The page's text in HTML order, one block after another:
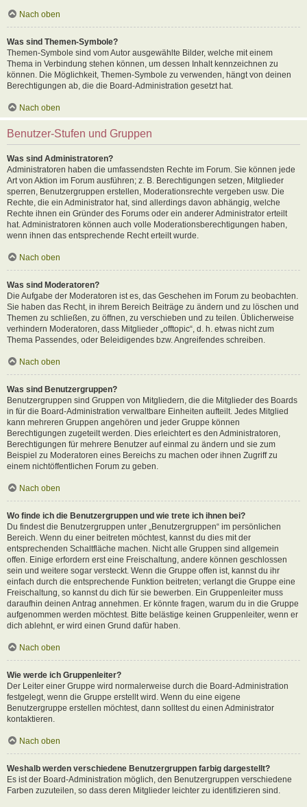
Nach oben
Was sind Themen-Symbole?
Themen-Symbole sind vom Autor ausgewählte Bilder, welche mit einem
Thema in Verbindung stehen können, um dessen Inhalt kennzeichnen zu
können. Die Möglichkeit, Themen-Symbole zu verwenden, hängt von deinen
Berechtigungen ab, die die Board-Administration gesetzt hat.
Nach oben
Benutzer-Stufen und Gruppen
Was sind Administratoren?
Administratoren haben die umfassendsten Rechte im Forum. Sie können jede
Art von Aktion im Forum ausführen; z. B. Berechtigungen setzen, Mitglieder
sperren, Benutzergruppen erstellen, Moderationsrechte vergeben usw. Die
Rechte, die ein Administrator hat, sind allerdings davon abhängig, welche
Rechte ihnen ein Gründer des Forums oder ein anderer Administrator erteilt
hat. Administratoren können auch volle Moderationsberechtigungen haben,
wenn ihnen das entsprechende Recht erteilt wurde.
Nach oben
Was sind Moderatoren?
Die Aufgabe der Moderatoren ist es, das Geschehen im Forum zu beobachten.
Sie haben das Recht, in ihrem Bereich Beiträge zu ändern und zu löschen und
Themen zu schließen, zu öffnen, zu verschieben und zu teilen. Üblicherweise
verhindern Moderatoren, dass Mitglieder „offtopic“, d. h. etwas nicht zum
Thema Passendes, oder Beleidigendes bzw. Angreifendes schreiben.
Nach oben
Was sind Benutzergruppen?
Benutzergruppen sind Gruppen von Mitgliedern, die die Mitglieder des Boards
in für die Board-Administration verwaltbare Einheiten aufteilt. Jedes Mitglied
kann mehreren Gruppen angehören und jeder Gruppe können
Berechtigungen zugeteilt werden. Dies erleichtert es den Administratoren,
Berechtigungen für mehrere Benutzer auf einmal zu ändern und sie zum
Beispiel zu Moderatoren eines Bereichs zu machen oder ihnen Zugriff zu
einem nichtöffentlichen Forum zu geben.
Nach oben
Wo finde ich die Benutzergruppen und wie trete ich ihnen bei?
Du findest die Benutzergruppen unter „Benutzergruppen“ im persönlichen
Bereich. Wenn du einer beitreten möchtest, kannst du dies mit der
entsprechenden Schaltfläche machen. Nicht alle Gruppen sind allgemein
offen. Einige erfordern erst eine Freischaltung, andere können geschlossen
sein und weitere sogar versteckt. Wenn die Gruppe offen ist, kannst du ihr
einfach durch die entsprechende Funktion beitreten; verlangt die Gruppe eine
Freischaltung, so kannst du dich für sie bewerben. Ein Gruppenleiter muss
daraufhin deinen Antrag annehmen. Er könnte fragen, warum du in die Gruppe
aufgenommen werden möchtest. Bitte belästige keinen Gruppenleiter, wenn er
dich ablehnt, er wird einen Grund dafür haben.
Nach oben
Wie werde ich Gruppenleiter?
Der Leiter einer Gruppe wird normalerweise durch die Board-Administration
festgelegt, wenn die Gruppe erstellt wird. Wenn du eine eigene
Benutzergruppe erstellen möchtest, dann solltest du einen Administrator
kontaktieren.
Nach oben
Weshalb werden verschiedene Benutzergruppen farbig dargestellt?
Es ist der Board-Administration möglich, den Benutzergruppen verschiedene
Farben zuzuteilen, so dass deren Mitglieder leichter zu identifizieren sind.